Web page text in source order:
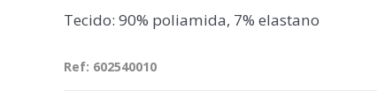
Tecido: 90% poliamida, 7% elastano
Ref: 602540010